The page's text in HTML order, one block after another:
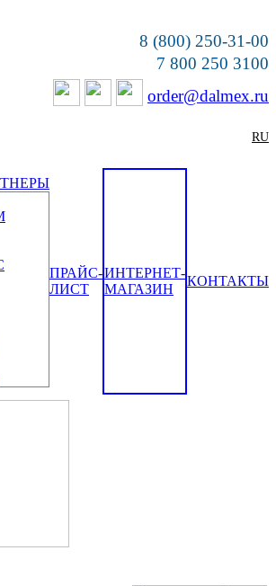
8 (800) 250-31-00
7 800 250 3100
order@dalmex.ru
RU
ПРАЙС-
ЛИСТ
ИНТЕРНЕТ-
МАГАЗИН
КОНТАКТЫ